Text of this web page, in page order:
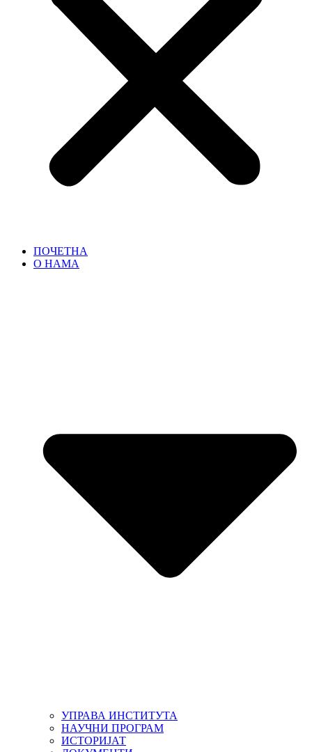
ПОЧЕТНА
О НАМА
УПРАВА ИНСТИТУТА
НАУЧНИ ПРОГРАМ
ИСТОРИЈАТ